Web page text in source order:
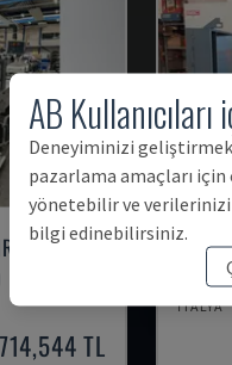
2VS/300
714,544 TL
T4TL
SAC -
İTALYA
AB
Deneyiminizi
pazarlama amaçları
yönetebilir ve verilerinizi
bilgi edinebilirsiniz.